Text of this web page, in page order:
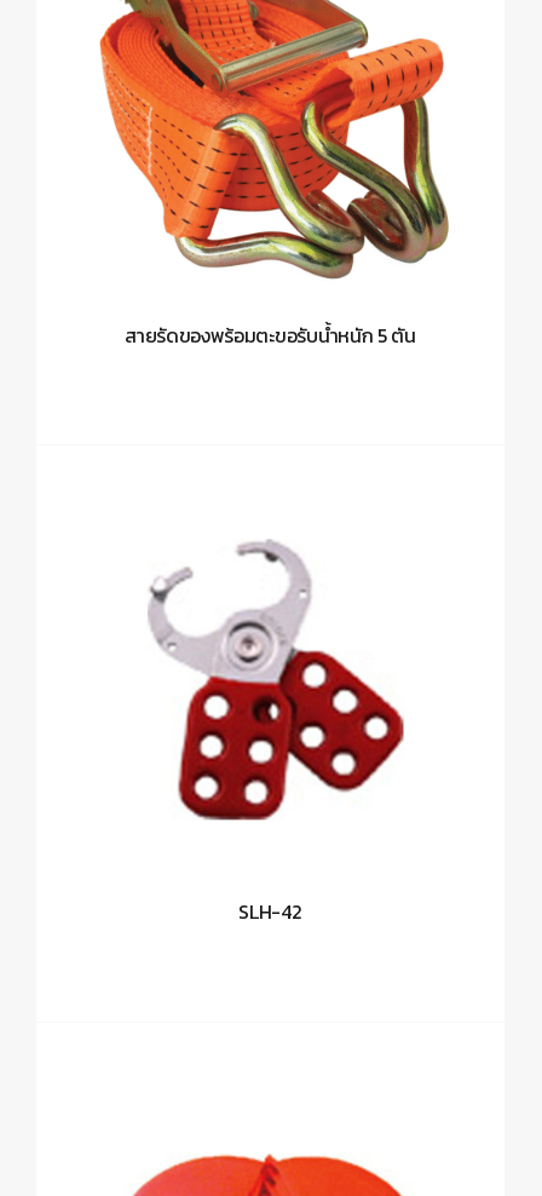
สายรัดของพร้อมตะขอรับน้ำหนัก 5 ตัน
SLH-42